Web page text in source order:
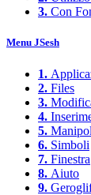
3. Con
Menu JSesh
1.
2. Files
3.
4.
5.
6. Simboli
7. Finestra
8. Aiuto
9.